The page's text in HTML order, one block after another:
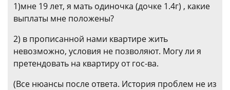
1)мне 19 лет, я мать одиночка (дочке 1.4г) , какие
выплаты мне положены?
2) в прописанной нами квартире жить
невозможно, условия не позволяют. Могу ли я
претендовать на квартиру от гос-ва.
(Все нюансы после ответа. История проблем не из